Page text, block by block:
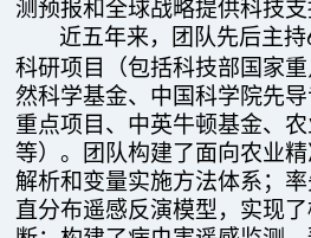
测预报和全球战略提供科技支
近五年来，团队先后主持
科研项目（包括科技部国家
然科学基金、中国科学院先
重点项目、中英牛顿基金、
等）。团队构建了面向农业精
解析和变量实施方法体系；
直分布遥感反演模型，实现